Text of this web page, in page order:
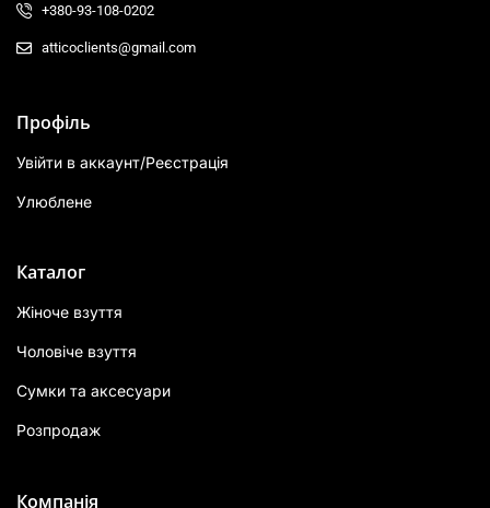
+380-93-108-0202
atticoclients@gmail.com
Профіль
Увійти в аккаунт/Реєстрація
Улюблене
Каталог
Жіноче взуття
Чоловіче взуття
Сумки та аксесуари
Розпродаж
Компанія